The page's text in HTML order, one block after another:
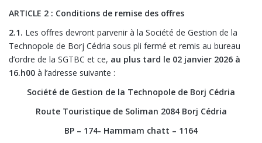
ARTICLE 2 : Conditions de remise des offres
2.1. Les offres devront parvenir à la Société de Gestion de la
Technopole de Borj Cédria sous pli fermé et remis au bureau
d’ordre de la SGTBC et ce, au plus tard le 02 janvier 2026 à
16.h00 à l’adresse suivante :
Société de Gestion de la Technopole de Borj Cédria
Route Touristique de Soliman 2084 Borj Cédria
BP – 174- Hammam chatt – 1164